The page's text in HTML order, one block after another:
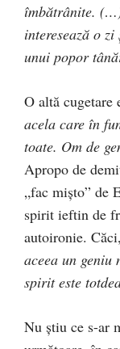
îmbătrânite.
interesează o
unui popor
O altă cugetare
acela care în
toate. Om de
Apropo de
„fac mişto” de
spirit ieftin de
autoironie.
aceea un geniu
spirit este
Nu ştiu ce s-ar